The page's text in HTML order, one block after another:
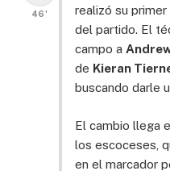
46'
realizó su
del partido. El
campo a
de Kieran
buscando darle
El cambio llega
los escoceses,
en el marcador